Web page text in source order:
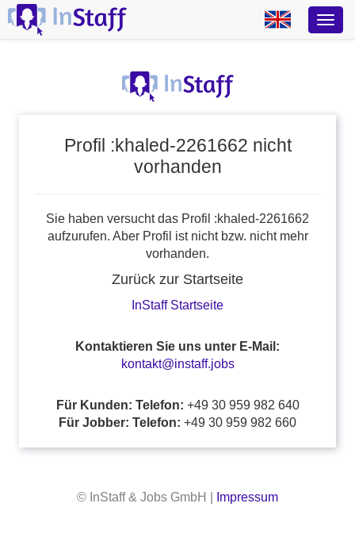
Profil :khaled-2261662 nicht
vorhanden
Sie haben versucht das Profil :khaled-2261662
aufzurufen. Aber Profil ist nicht bzw. nicht mehr
vorhanden.
Zurück zur Startseite
InStaff Startseite
Kontaktieren Sie uns unter E-Mail:
kontakt@instaff.jobs
Für Kunden: Telefon: +49 30 959 982 640
Für Jobber: Telefon: +49 30 959 982 660
© InStaff & Jobs GmbH | Impressum